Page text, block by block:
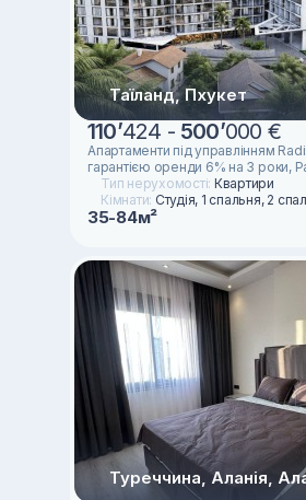
Таїланд, Пхукет
110’424 - 500’000 €
Апартаменти під управлінням
гарантією оренди 6% на 3 роки,
Тип нерухомості: Квартири
Кімнати: Студія, 1 спальня, 2
35-84м²
Туреччина, Аланія,